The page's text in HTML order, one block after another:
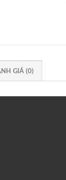
GIÁ (0)